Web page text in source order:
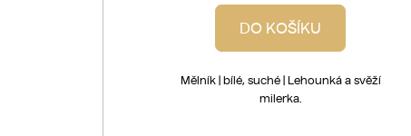
DO KOŠÍKU
Mělník | bílé, suché | Lehounká a svěží
milerka.